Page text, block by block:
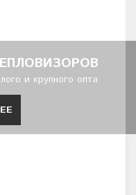
и крупного опта